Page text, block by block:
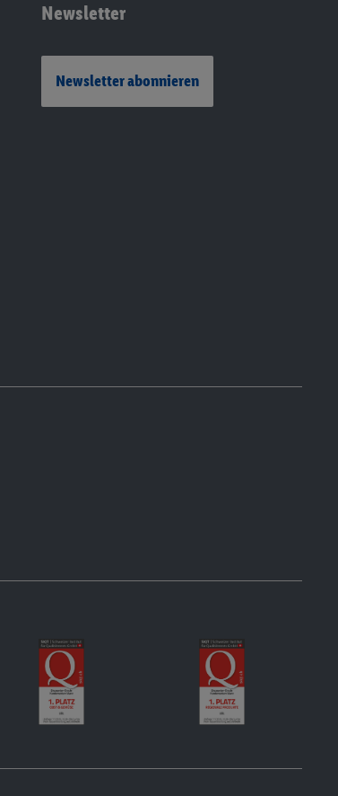
Newsletter
Newsletter abonnieren